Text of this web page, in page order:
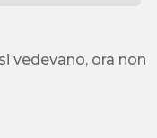
vedevano, ora non